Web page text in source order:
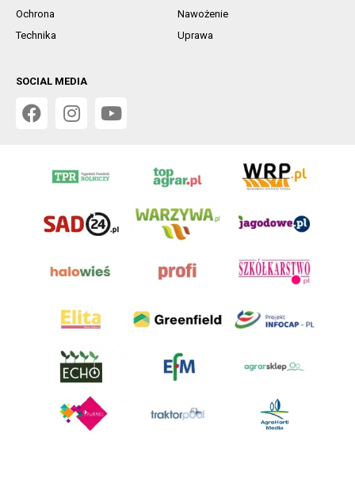
Ochrona
Nawożenie
Technika
Uprawa
SOCIAL MEDIA